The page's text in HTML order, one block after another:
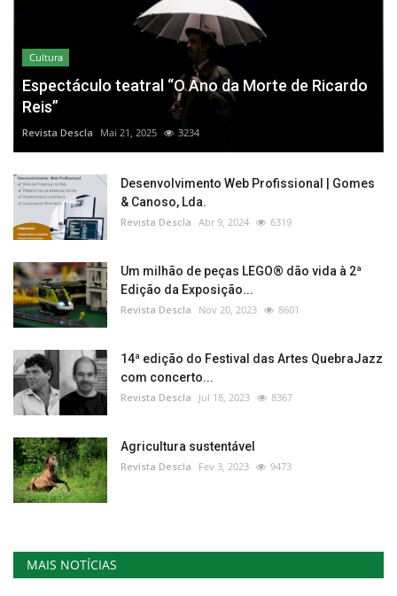
Cultura
Espectáculo teatral “O Ano da Morte de Ricardo
Reis”
Revista Descla Mai 21, 2025 3234
Desenvolvimento Web Profissional | Gomes
& Canoso, Lda.
Revista Descla Abr 9, 2024 6319
Um milhão de peças LEGO® dão vida à 2ª
Edição da Exposição...
Revista Descla Nov 20, 2023 8601
14ª edição do Festival das Artes QuebraJazz
com concerto...
Revista Descla Jul 18, 2023 8367
Agricultura sustentável
Revista Descla Fev 3, 2023 9473
MAIS NOTÍCIAS